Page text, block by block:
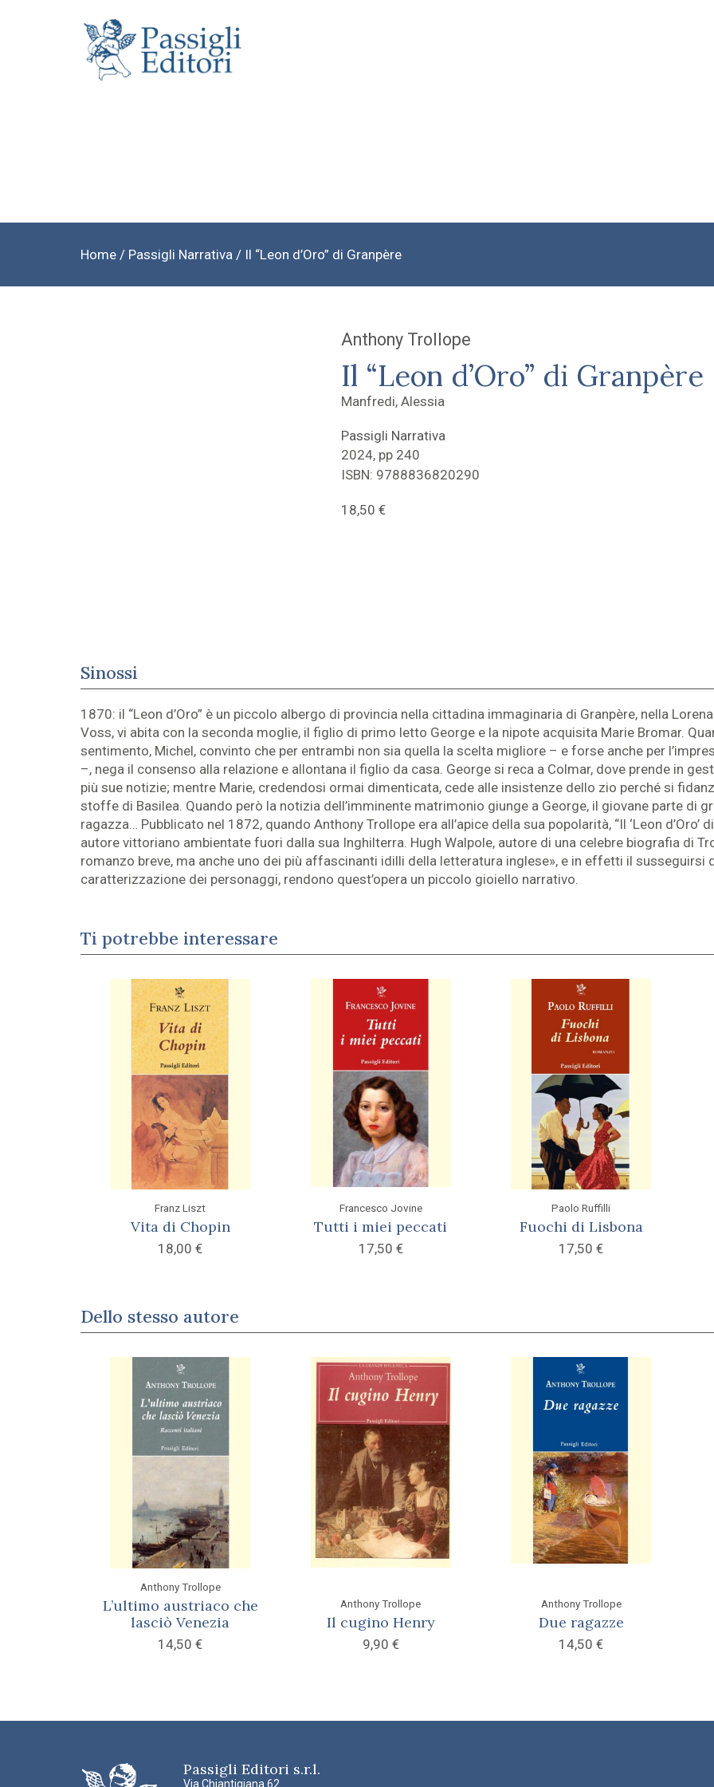
Home/ Passigli Narrativa / Il “Leon d’Oro” di Granpère
Anthony Trollope
Il “Leon d’Oro” di Granpère
Manfredi, Alessia
Passigli Narrativa
2024, pp 240
ISBN: 9788836820290
18,50€
Sinossi
1870: il “Leon d’Oro” è un piccolo albergo di provincia nella cittadina immaginaria di Granpère, nella
Voss, vi abita con la seconda moglie, il figlio di primo letto George e la nipote acquisita Marie Bromar.
sentimento, Michel, convinto che per entrambi non sia quella la scelta migliore – e forse anche per
–, nega il consenso alla relazione e allontana il figlio da casa. George si reca a Colmar, dove prende in
più sue notizie; mentre Marie, credendosi ormai dimenticata, cede alle insistenze dello zio perché si
stoffe di Basilea. Quando però la notizia dell’imminente matrimonio giunge a George, il giovane parte di
ragazza… Pubblicato nel 1872, quando Anthony Trollope era all’apice della sua popolarità, “Il ‘Leon d’Oro’
autore vittoriano ambientate fuori dalla sua Inghilterra. Hugh Walpole, autore di una celebre biografia di
romanzo breve, ma anche uno dei più affascinanti idilli della letteratura inglese», e in effetti il susseguirsi
caratterizzazione dei personaggi, rendono quest’opera un piccolo gioiello narrativo.
Ti potrebbe interessare
Franz Liszt
Vita di Chopin
18,00€
Francesco Jovine
Tutti i miei peccati
17,50 €
Paolo Ruffilli
Fuochi di Lisbona
17,50€
Dello stesso autore
Anthony Trollope
L’ultimo austriaco che
lasciò Venezia
14,50€
Anthony Trollope
Il cugino Henry
9,90 €
Anthony Trollope
Due ragazze
14,50€
Passigli Editori s.r.l.
Via Chiantigiana 62